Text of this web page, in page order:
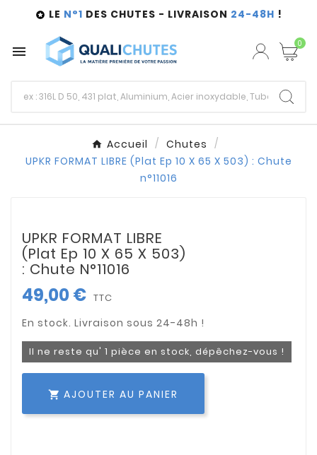
 LE N°1 DES CHUTES - LIVRAISON 24-48H !
 0
Accueil
Chutes
UPKR FORMAT LIBRE (Plat Ep 10 X 65 X 503) : Chute
n°11016
UPKR FORMAT LIBRE
(Plat Ep 10 X 65 X 503)
: Chute N°11016
49,00 € TTC
Il ne reste qu' 1 pièce en stock, dépêchez-vous !
 AJOUTER AU PANIER